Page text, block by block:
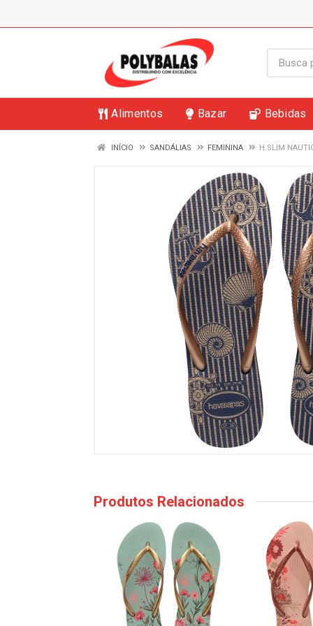
Alimentos Bazar Bebidas
INÍCIO SANDÁLIAS FEMININA H.SLIM
Produtos Relacionados